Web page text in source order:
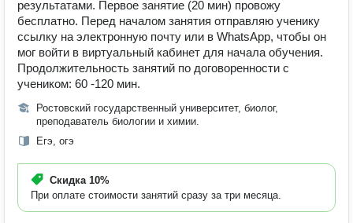
результатами. Первое занятие (20 мин) провожу
бесплатно. Перед началом занятия отправляю ученику
ссылку на электронную почту или в WhatsApp, чтобы он
мог войти в виртуальный кабинет для начала обучения.
Продолжительность занятий по договоренности с
учеником: 60 -120 мин.
Ростовский государственный университет, биолог,
преподаватель биологии и химии.
Егэ, огэ
Скидка 10%
При оплате стоимости занятий сразу за три месяца.